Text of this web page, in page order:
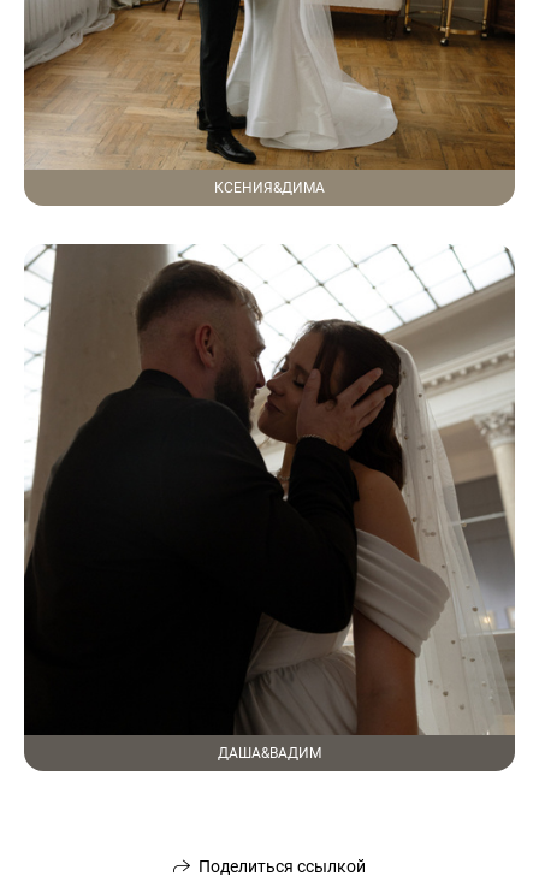
КСЕНИЯ&ДИМА
ДАША&ВАДИМ
Поделиться ссылкой